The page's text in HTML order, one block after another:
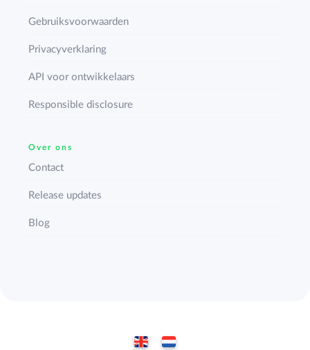
Gebruiksvoorwaarden
Privacyverklaring
API voor ontwikkelaars
Responsible disclosure
Over ons
Contact
Release updates
Blog